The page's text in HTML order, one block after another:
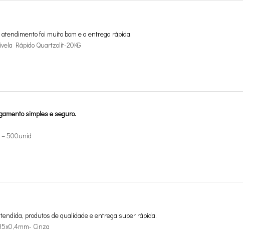
foi muito bom e a entrega rápida.
Rápido Quartzolit-20KG
simples e seguro.
– 500unid
produtos de qualidade e entrega super rápida.
Cinza